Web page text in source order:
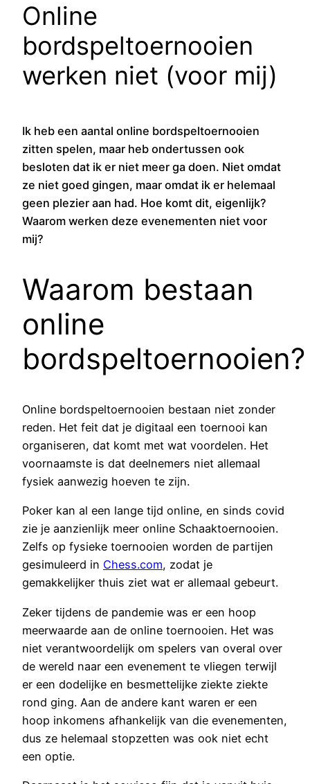
Online
bordspeltoernooien
werken niet (voor mij)
Ik heb een aantal online bordspeltoernooien
zitten spelen, maar heb ondertussen ook
besloten dat ik er niet meer ga doen. Niet omdat
ze niet goed gingen, maar omdat ik er helemaal
geen plezier aan had. Hoe komt dit, eigenlijk?
Waarom werken deze evenementen niet voor
mij?
Waarom bestaan
online
bordspeltoernooien?
Online bordspeltoernooien bestaan niet zonder
reden. Het feit dat je digitaal een toernooi kan
organiseren, dat komt met wat voordelen. Het
voornaamste is dat deelnemers niet allemaal
fysiek aanwezig hoeven te zijn.
Poker kan al een lange tijd online, en sinds covid
zie je aanzienlijk meer online Schaaktoernooien.
Zelfs op fysieke toernooien worden de partijen
gesimuleerd in Chess.com, zodat je
gemakkelijker thuis ziet wat er allemaal gebeurt.
Zeker tijdens de pandemie was er een hoop
meerwaarde aan de online toernooien. Het was
niet verantwoordelijk om spelers van overal over
de wereld naar een evenement te vliegen terwijl
er een dodelijke en besmettelijke ziekte ziekte
rond ging. Aan de andere kant waren er een
hoop inkomens afhankelijk van die evenementen,
dus ze helemaal stopzetten was ook niet echt
een optie.